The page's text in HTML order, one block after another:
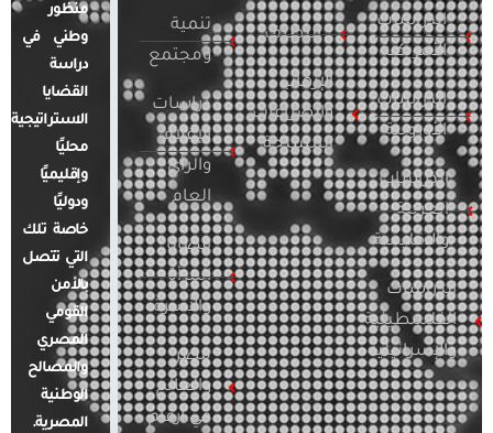
الدراسات
الأمريكية
الدراسات
الأوروبية
الدراسات
العربية
والإقليمية
الدراسات
الفلسطينية
والإسرائيلية
التطرف
الإرهاب
والصراعات
المسلحة
تنمية
ومجتمع
دراسات
الإعلام
والرأي
العام
قضايا
المرأة
والأسرة
مصر
والعالم
في أرقام
منظور
وطني في
دراسة
القضايا
الاستراتيجية
محليًا
وإقليميًا
ودوليًا
خاصة تلك
التي تتصل
بالأمن
القومي
المصري
والمصالح
الوطنية
المصرية.